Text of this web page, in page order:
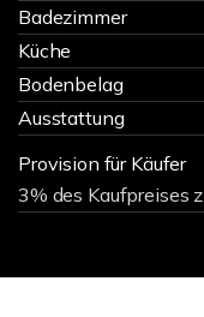
Badezimmer
Küche
Bodenbelag
Ausstattung
Provision für Käufer
3% des Kaufpreises